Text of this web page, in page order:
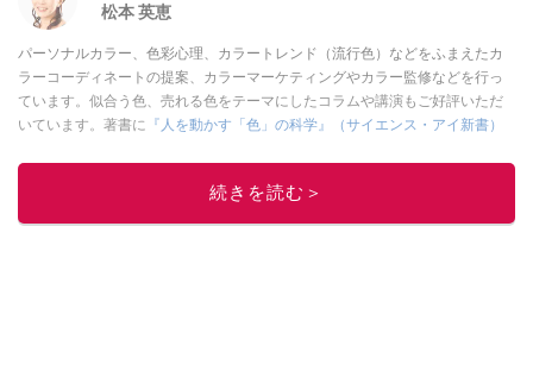
松本 英恵
パーソナルカラー、色彩心理、カラートレンド（流行色）などをふまえたカ
ラーコーディネートの提案、カラーマーケティングやカラー監修などを行っ
ています。似合う色、売れる色をテーマにしたコラムや講演もご好評いただ
いています。著書に 『人を動かす「色」の科学』（サイエンス・アイ新書）
このイチオシストの他の記事を読む
続きを読む＞